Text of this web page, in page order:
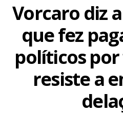
Vorcaro diz
que fez
políticos por
resiste a